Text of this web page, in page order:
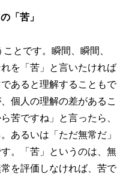
「苦」
とです。瞬間、瞬間、
を「苦」と言いたければ
あると理解することもで
個人の理解の差があるこ
苦ですね」と言ったら、
あるいは「ただ無常だ」
。「苦」というのは、無
を評価しなければ、苦で